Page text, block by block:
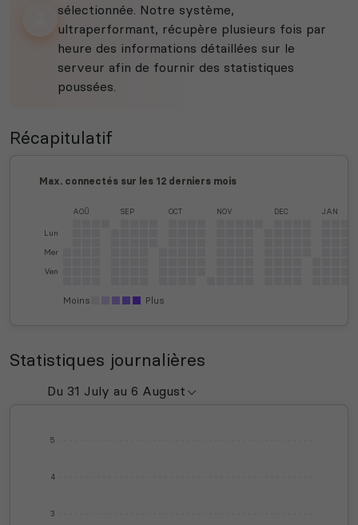
sélectionnée. Notre système,
ultraperformant, récupère plusieurs fois par
heure des informations détaillées sur le
serveur afin de fournir des statistiques
poussées.
Récapitulatif
Max. connectés sur les 12 derniers mois
Lun
Mer
Ven
AOÛ SEP OCT NOV DEC JAN
Moins Plus
Statistiques journalières
3
4
5